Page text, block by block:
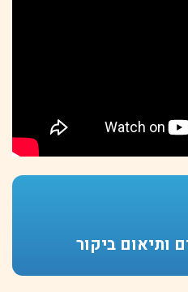
ותיאום ביקור